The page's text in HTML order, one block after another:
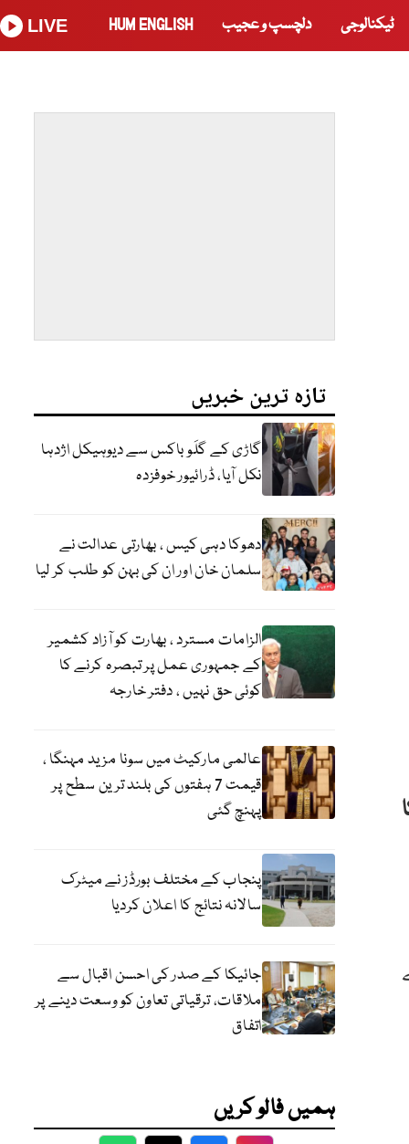
ٹیکنالوجی دلچسپ و عجیب HUM ENGLISH
LIVE
تازہ ترین خبریں
گاڑی کے گلَو باکس سے دیوہیکل اژدہا
نکل آیا، ڈرائیور خوفزدہ
دھوکا دہی کیس ، بھارتی عدالت نے
سلمان خان اور ان کی بہن کو طلب کر لیا
الزامات مسترد ، بھارت کو آزاد کشمیر
کے جمہوری عمل پر تبصرہ کرنے کا
کوئی حق نہیں ، دفتر خارجہ
عالمی مارکیٹ میں سونا مزید مہنگا ،
قیمت 7 ہفتوں کی بلند ترین سطح پر
پہنچ گئی
پنجاب کے مختلف بورڈز نے میٹرک
سالانہ نتائج کا اعلان کردیا
جائیکا کے صدر کی احسن اقبال سے
ملاقات، ترقیاتی تعاون کو وسعت دینے پر
اتفاق
ہمیں فالو کریں